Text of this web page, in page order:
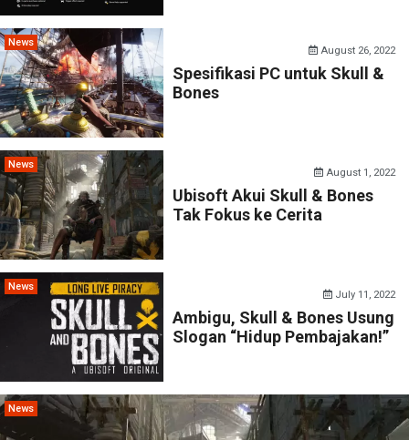
News
August 26, 2022
Spesifikasi PC untuk Skull &
Bones
News
August 1, 2022
Ubisoft Akui Skull & Bones
Tak Fokus ke Cerita
News
July 11, 2022
Ambigu, Skull & Bones Usung
Slogan “Hidup Pembajakan!”
News